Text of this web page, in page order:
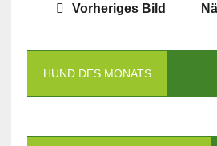
Vorheriges Bild
HUND DES MONATS